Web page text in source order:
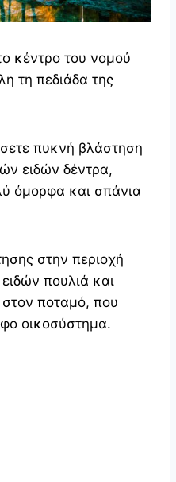
κέντρο του νομού
τη πεδιάδα της
πυκνή βλάστηση
ειδών δέντρα,
όμορφα και σπάνια
στην περιοχή
πουλιά και
ποταμό, που
οικοσύστημα.